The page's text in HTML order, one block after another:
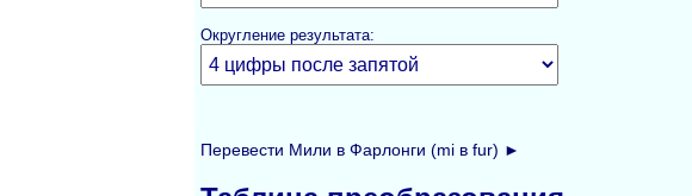
Округление результата:
Перевести Мили в Фарлонги (mi в fur) ►